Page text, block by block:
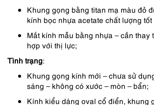
Khung gọng bằng titan mạ màu đỏ
kính bọc nhựa acetate chất lượng tốt
Mắt kính mẫu bằng nhựa – cần thay
hợp với thị lực;
Tình trạng:
Khung gọng kính mới – chưa sử
sáng – không có xước – mòn – bẩn;
Kính kiểu dáng oval cổ điển, khung